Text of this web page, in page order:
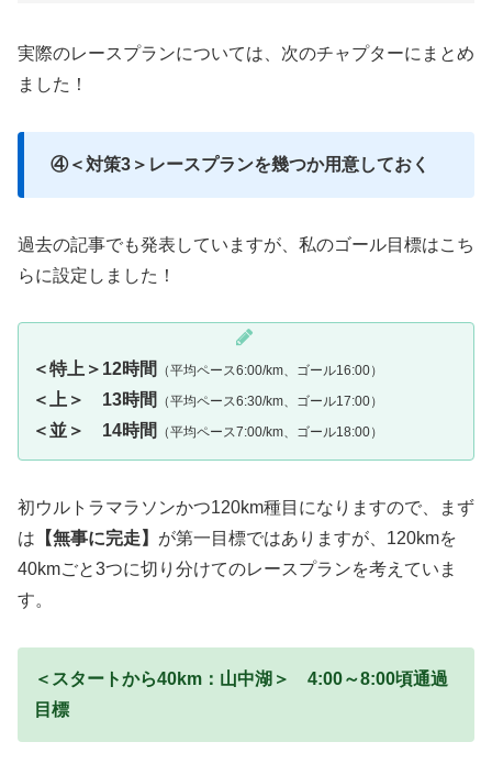
実際のレースプランについては、次のチャプターにまとめ
ました！
④＜対策3＞レースプランを幾つか用意しておく
過去の記事でも発表していますが、私のゴール目標はこち
らに設定しました！
＜特上＞12時間 （平均ペース6:00/km、ゴール16:00）
＜上＞ 13時間 （平均ペース6:30/km、ゴール17:00）
＜並＞ 14時間 （平均ペース7:00/km、ゴール18:00）
初ウルトラマラソンかつ120km種目になりますので、まず
は 【無事に完走】 が第一目標ではありますが、120kmを
40kmごと3つに切り分けてのレースプランを考えていま
す。
＜スタートから40km：山中湖＞ 4:00～8:00頃通過
目標